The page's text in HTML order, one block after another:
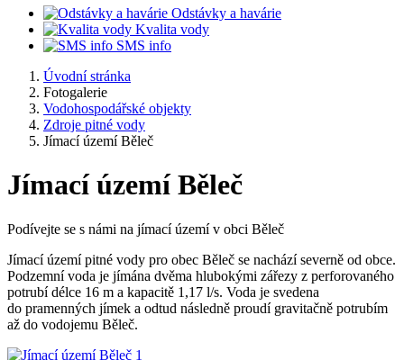
Odstávky a havárie
Kvalita vody
SMS info
Úvodní stránka
Fotogalerie
Vodohospodářské objekty
Zdroje pitné vody
Jímací území Běleč
Jímací území Běleč
Podívejte se s námi na jímací území v obci Běleč
Jímací území pitné vody pro obec Běleč se nachází severně od obce.
Podzemní voda je jímána dvěma hlubokými zářezy z perforovaného
potrubí délce 16 m a kapacitě 1,17 l/s. Voda je svedena
do pramenných jímek a odtud následně proudí gravitačně potrubím
až do vodojemu Běleč.